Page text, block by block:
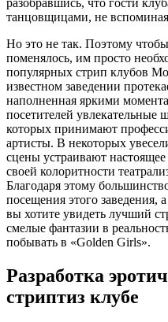
танцовщицами, не
Но это не так. Поэтому
поменялось, им просто
популярных стрип клубов
известном заведении
наполненная яркими
посетителей увлекательные
которых принимают
артисты. В некоторых
сцены устраивают
своей колоритности
Благодаря этому
посещения этого заведения,
вы хотите увидеть лучший
смелые фантазии в
побывать в «Golden Girls».
Разработка
стриптиз клубе